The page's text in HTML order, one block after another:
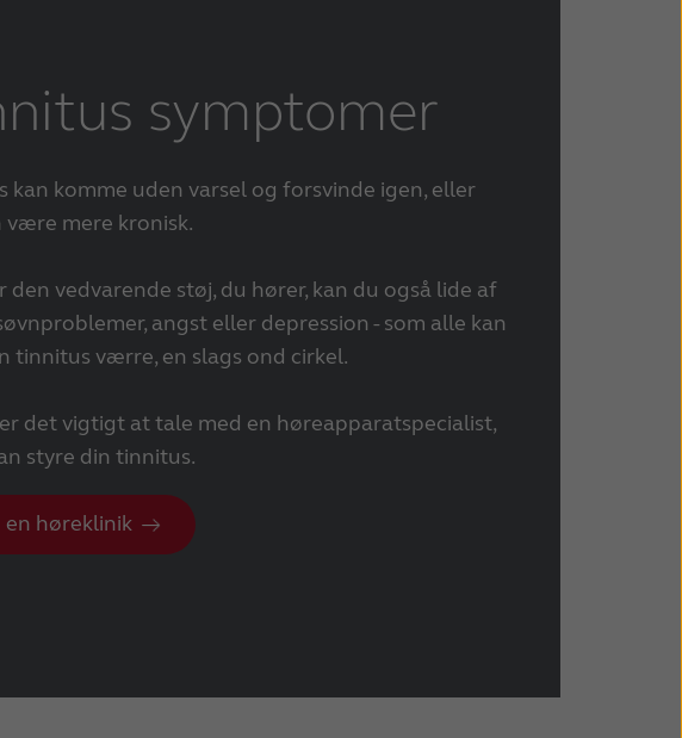
symptomer
kan komme uden varsel og forsvinde igen, eller
være mere kronisk.
den vedvarende støj, du hører, kan du også lide af
angst eller depression - som alle kan
tinnitus værre, en slags ond cirkel.
det vigtigt at tale med en høreapparatspecialist,
styre din tinnitus.
en høreklinik